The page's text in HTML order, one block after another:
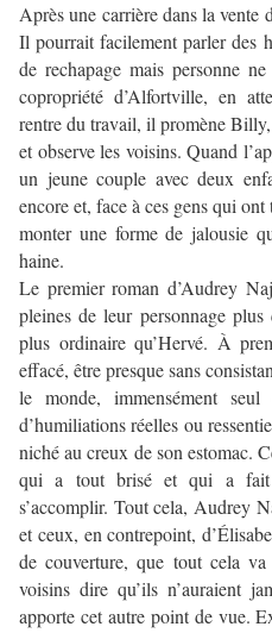
Après une carrière dans la vente
Il pourrait facilement parler des
de rechapage mais personne
copropriété d’Alfortville, en
rentre du travail, il promène
et observe les voisins. Quand
un jeune couple avec deux
encore et, face à ces gens qui
monter une forme de jalousie
haine.
Le premier roman d’Audrey
pleines de leur personnage
plus ordinaire qu’Hervé. À
effacé, être presque sans
le monde, immensément
d’humiliations réelles ou
niché au creux de son estomac.
qui a tout brisé et qui a fait
s’accomplir. Tout cela, Audrey
et ceux, en contrepoint,
de couverture, que tout cela
voisins dire qu’ils n’auraient
apporte cet autre point de vue.